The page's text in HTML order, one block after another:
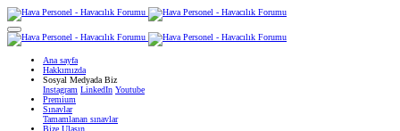
Ana sayfa
Hakkımızda
Sosyal Medyada Biz
Instagram LinkedIn Youtube
Premium
Sınavlar
Tamamlanan sınavlar
Bize Ulaşın